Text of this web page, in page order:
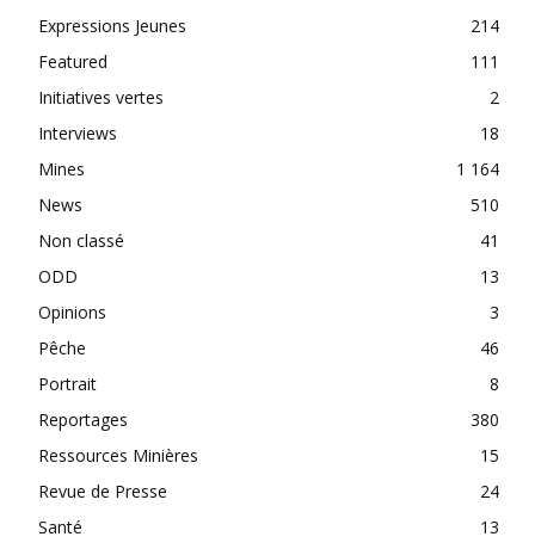
Expressions Jeunes
214
Featured
111
Initiatives vertes
2
Interviews
18
Mines
1 164
News
510
Non classé
41
ODD
13
Opinions
3
Pêche
46
Portrait
8
Reportages
380
Ressources Minières
15
Revue de Presse
24
Santé
13